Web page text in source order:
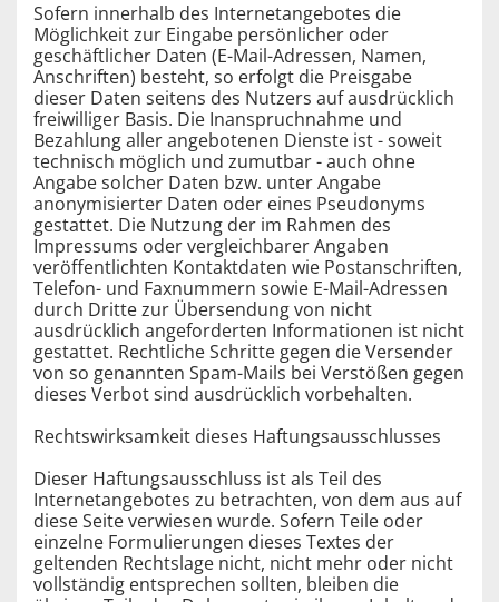
Sofern innerhalb des Internetangebotes die
Möglichkeit zur Eingabe persönlicher oder
geschäftlicher Daten (E-Mail-Adressen, Namen,
Anschriften) besteht, so erfolgt die Preisgabe
dieser Daten seitens des Nutzers auf ausdrücklich
freiwilliger Basis. Die Inanspruchnahme und
Bezahlung aller angebotenen Dienste ist - soweit
technisch möglich und zumutbar - auch ohne
Angabe solcher Daten bzw. unter Angabe
anonymisierter Daten oder eines Pseudonyms
gestattet. Die Nutzung der im Rahmen des
Impressums oder vergleichbarer Angaben
veröffentlichten Kontaktdaten wie Postanschriften,
Telefon- und Faxnummern sowie E-Mail-Adressen
durch Dritte zur Übersendung von nicht
ausdrücklich angeforderten Informationen ist nicht
gestattet. Rechtliche Schritte gegen die Versender
von so genannten Spam-Mails bei Verstößen gegen
dieses Verbot sind ausdrücklich vorbehalten.
Rechtswirksamkeit dieses Haftungsausschlusses
Dieser Haftungsausschluss ist als Teil des
Internetangebotes zu betrachten, von dem aus auf
diese Seite verwiesen wurde. Sofern Teile oder
einzelne Formulierungen dieses Textes der
geltenden Rechtslage nicht, nicht mehr oder nicht
vollständig entsprechen sollten, bleiben die